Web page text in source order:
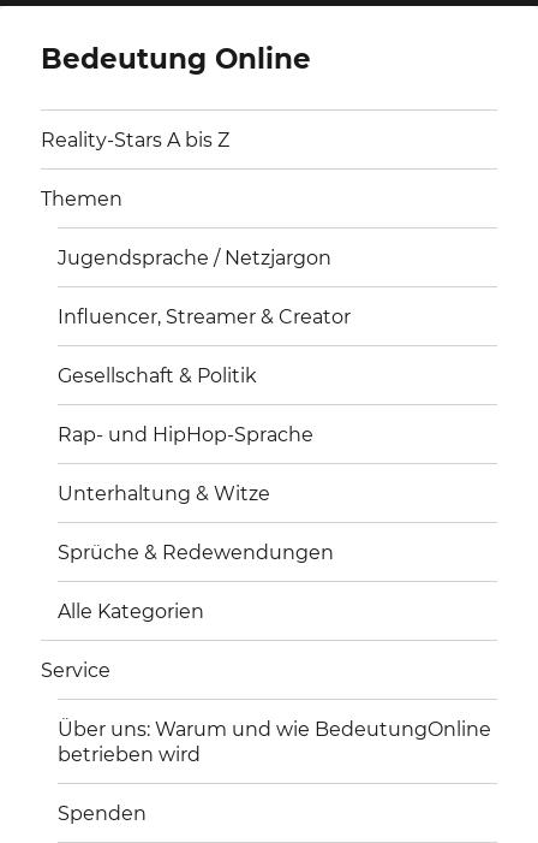
Bedeutung Online
Reality-Stars A bis Z
Themen
Jugendsprache / Netzjargon
Influencer, Streamer & Creator
Gesellschaft & Politik
Rap- und HipHop-Sprache
Unterhaltung & Witze
Sprüche & Redewendungen
Alle Kategorien
Service
Über uns: Warum und wie BedeutungOnline
betrieben wird
Spenden